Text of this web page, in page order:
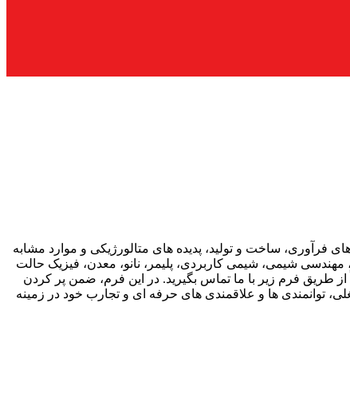
فرآوری، ساخت و تولید، پدیده های متالورژیکی و موارد مشابه
مهندسی شیمی، شیمی کاربردی، پلیمر، نانو، معدن، فیزیک حالت
طریق فرم زیر با ما تماس بگیرید. در این فرم، ضمن پر کردن
توانمندی ها و علاقمندی های حرفه ای و تجارب خود در زمینه